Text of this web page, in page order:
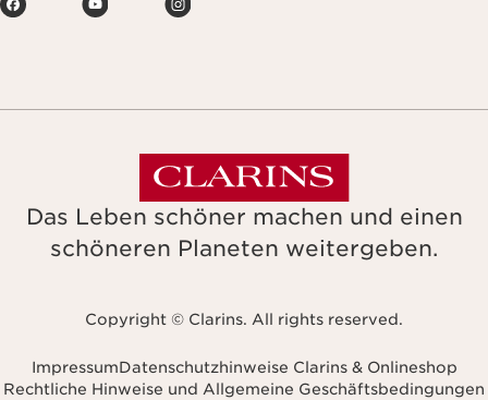
Das Leben schöner machen und einen
schöneren Planeten weitergeben.
Copyright © Clarins. All rights reserved.
ImpressumDatenschutzhinweise Clarins & Onlineshop
Rechtliche Hinweise und Allgemeine Geschäftsbedingungen